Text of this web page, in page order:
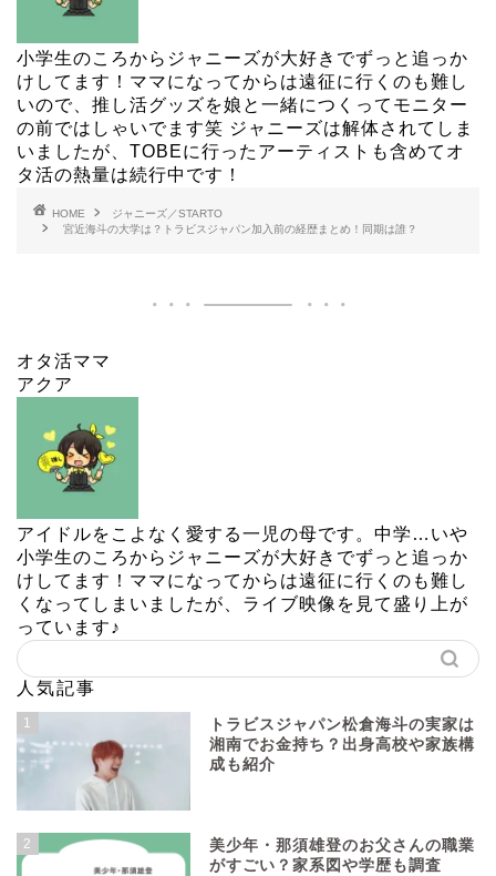
小学生のころからジャニーズが大好きでずっと追っか
けしてます！ママになってからは遠征に行くのも難し
いので、推し活グッズを娘と一緒につくってモニター
の前ではしゃいでます笑 ジャニーズは解体されてしま
いましたが、TOBEに行ったアーティストも含めてオ
タ活の熱量は続行中です！
HOME
ジャニーズ／STARTO
宮近海斗の大学は？トラビスジャパン加入前の経歴まとめ！同期は誰？
オタ活ママ
アクア
アイドルをこよなく愛する一児の母です。中学…いや
小学生のころからジャニーズが大好きでずっと追っか
けしてます！ママになってからは遠征に行くのも難し
くなってしまいましたが、ライブ映像を見て盛り上が
っています♪
人気記事
1
トラビスジャパン松倉海斗の実家は
湘南でお金持ち？出身高校や家族構
成も紹介
2
美少年・那須雄登のお父さんの職業
がすごい？家系図や学歴も調査